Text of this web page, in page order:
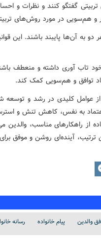
گفتگو کنند و نظرات و
و هم‌سویی در مورد روش‌های
دو به آن‌ها پایبند باشند. این
تاب آوری داشته و منعطف
توافق و هم‌سویی کمک کند.
از عوامل کلیدی در رشد و
اعتماد به نفس، کاهش تنش و
از راهکارهای مناسب، والدین
آینده‌ای روشن و موفق
والدین پیام خانواده رسانه